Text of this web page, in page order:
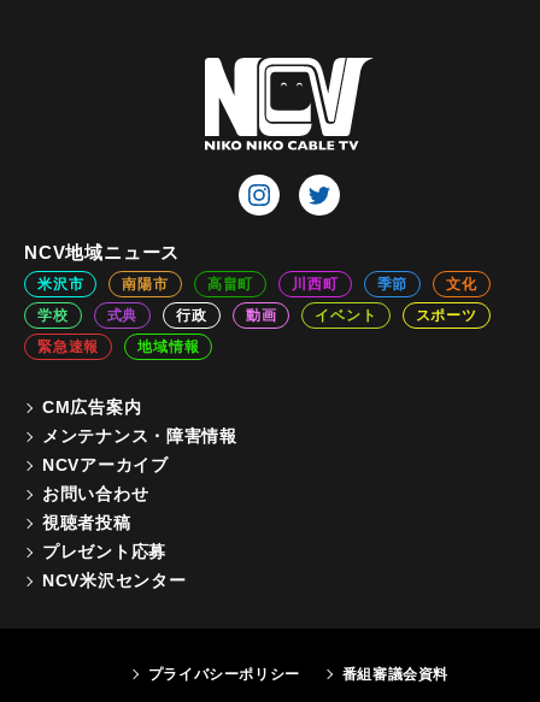
NCV地域ニュース
米沢市 南陽市 高畠町 川西町 季節
文化
学校
式典 行政 動画 イベント
スポーツ
緊急速報
地域情報
CM広告案内
メンテナンス・障害情報
NCVアーカイブ
お問い合わせ
視聴者投稿
プレゼント応募
NCV米沢センター
プライバシーポリシー 番組審議会資料